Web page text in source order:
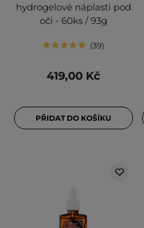
hydrogelové náplasti pod
oči - 60ks / 93g
39
419,00 Kč
PŘIDAT DO KOŠÍKU